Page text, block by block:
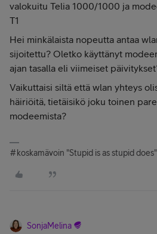
valokuitu Telia 1000/1000 ja
T1
Hei minkälaista nopeutta antaa
sijoitettu? Oletko käyttänyt
ajan tasalla eli viimeiset
Vaikuttaisi siltä että wlan yhteys
häiriöitä, tietäisikö joku toinen
modeemista?
#koskamävoin "Stupid is as stupid
SonjaMelina